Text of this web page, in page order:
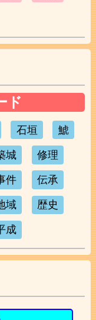
ド
石垣 鯱
城 修理
件 伝承
域 歴史
成